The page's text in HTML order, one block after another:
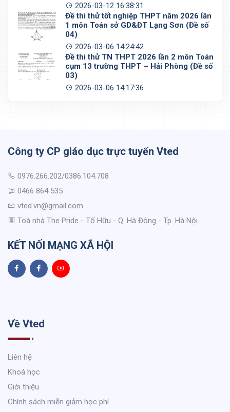
2026-03-12 16:38:31
Đề thi thử tốt nghiệp THPT năm 2026 lần
1 môn Toán sở GD&ĐT Lạng Sơn (Đề số
04)
2026-03-06 14:24:42
Đề thi thử TN THPT 2026 lần 2 môn Toán
cụm 13 trường THPT – Hải Phòng (Đề số
03)
2026-03-06 14:17:36
Công ty CP giáo dục trực tuyến Vted
0976.266.202/0386.104.708
0466 864 535
vted.vn@gmail.com
Toà nhà The Pride - Tố Hữu - Q. Hà Đông - Tp. Hà Nội
KẾT NỐI MẠNG XÃ HỘI
Về Vted
Liên hệ
Khoá học
Giới thiệu
Chính sách miễn giảm học phí